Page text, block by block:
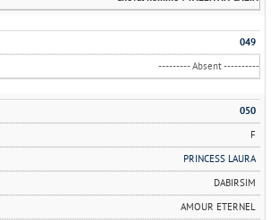
049
--------- Absent ----------
050
F
PRINCESS LAURA
DABIRSIM
AMOUR ETERNEL